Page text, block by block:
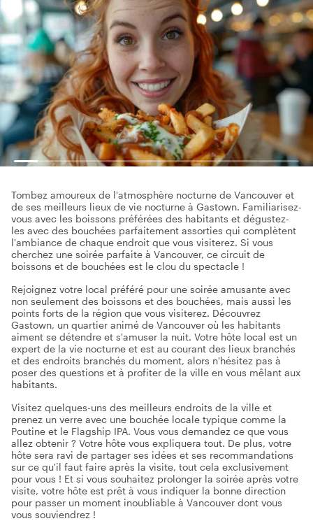
Tombez amoureux de l'atmosphère nocturne de Vancouver et
de ses meilleurs lieux de vie nocturne à Gastown. Familiarisez-
vous avec les boissons préférées des habitants et dégustez-
les avec des bouchées parfaitement assorties qui complètent
l'ambiance de chaque endroit que vous visiterez. Si vous
cherchez une soirée parfaite à Vancouver, ce circuit de
boissons et de bouchées est le clou du spectacle !
Rejoignez votre local préféré pour une soirée amusante avec
non seulement des boissons et des bouchées, mais aussi les
points forts de la région que vous visiterez. Découvrez
Gastown, un quartier animé de Vancouver où les habitants
aiment se détendre et s'amuser la nuit. Votre hôte local est un
expert de la vie nocturne et est au courant des lieux branchés
et des endroits branchés du moment, alors n'hésitez pas à
poser des questions et à profiter de la ville en vous mêlant aux
habitants.
Visitez quelques-uns des meilleurs endroits de la ville et
prenez un verre avec une bouchée locale typique comme la
Poutine et le Flagship IPA. Vous vous demandez ce que vous
allez obtenir ? Votre hôte vous expliquera tout. De plus, votre
hôte sera ravi de partager ses idées et ses recommandations
sur ce qu'il faut faire après la visite, tout cela exclusivement
pour vous ! Et si vous souhaitez prolonger la soirée après votre
visite, votre hôte est prêt à vous indiquer la bonne direction
pour passer un moment inoubliable à Vancouver dont vous
vous souviendrez !